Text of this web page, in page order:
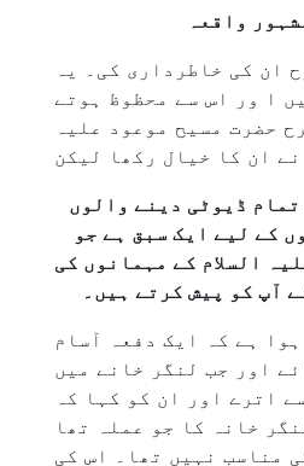
واقعہ
ان کی خاطرداری کی۔ یہ
ا ور اس سے محظوظ ہوتے
حضرت مسیح موعود علیہ
نے ان کا خیال رکھا لیکن
ڈیوٹی دینے والوں
کے لیے ایک سبق ہے جو
السلام کے مہمانوں کی
آپ کو پیش کرتے ہیں۔
ہے کہ ایک دفعہ آسام
اور جب لنگر خانے میں
اترے اور ان کو کہا کہ
خانہ کا جو عملہ تھا
مناسب نہیں تھا۔ اس کی